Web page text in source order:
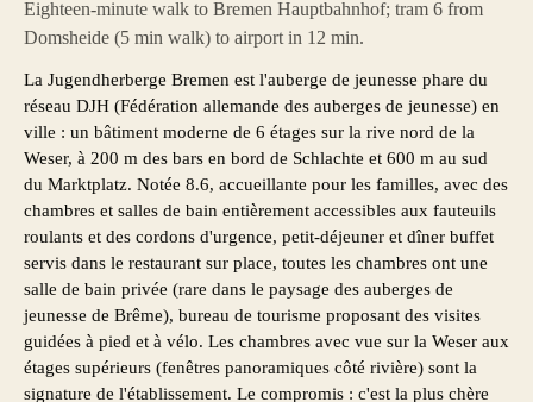
Eighteen-minute walk to Bremen Hauptbahnhof; tram 6 from
Domsheide (5 min walk) to airport in 12 min.
La Jugendherberge Bremen est l'auberge de jeunesse phare du
réseau DJH (Fédération allemande des auberges de jeunesse) en
ville : un bâtiment moderne de 6 étages sur la rive nord de la
Weser, à 200 m des bars en bord de Schlachte et 600 m au sud
du Marktplatz. Notée 8.6, accueillante pour les familles, avec des
chambres et salles de bain entièrement accessibles aux fauteuils
roulants et des cordons d'urgence, petit-déjeuner et dîner buffet
servis dans le restaurant sur place, toutes les chambres ont une
salle de bain privée (rare dans le paysage des auberges de
jeunesse de Brême), bureau de tourisme proposant des visites
guidées à pied et à vélo. Les chambres avec vue sur la Weser aux
étages supérieurs (fenêtres panoramiques côté rivière) sont la
signature de l'établissement. Le compromis : c'est la plus chère